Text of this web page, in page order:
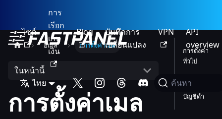
ไซต์
การ
เรียก
เก็บ
เงิน
Blog
บันทึกการ
เปลี่ยนแปลง
VPN
API
overview
ไทย ค้นหา
อีเมล การตั้งค่าเมล
ในหน้านี้
การตั้งค่าเมล
การตั้งค่า
ทั่วไป
จัดการ
บัญชีดำ